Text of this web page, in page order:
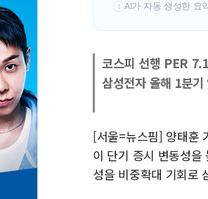
! AI가 자동 생성한 요
코스피 선행 PER
삼성전자 올해 1분
[서울=뉴스핌] 양태훈
이 단기 증시 변동성을
성을 비중확대 기회로